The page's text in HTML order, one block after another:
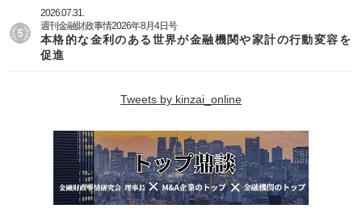
2026.07.31.
週刊金融財政事情2026年8月4日号
本格的な金利のある世界が金融機関や家計の行動変容を
促進
Tweets by kinzai_online